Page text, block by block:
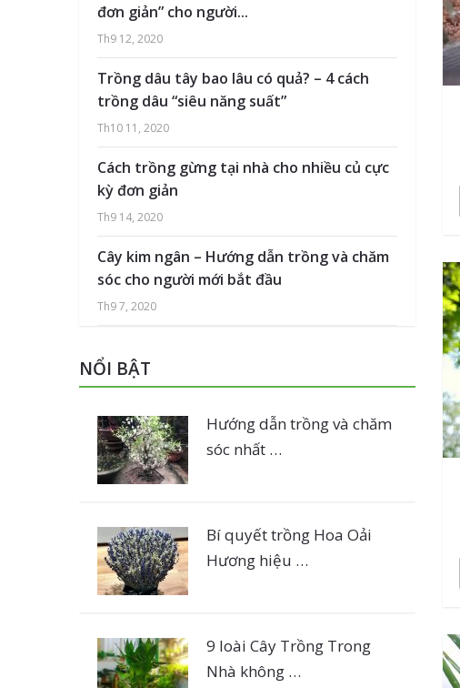
đơn giản” cho người...
Th9 12, 2020
Trồng dâu tây bao lâu có quả? – 4 cách
trồng dâu “siêu năng suất”
Th10 11, 2020
Cách trồng gừng tại nhà cho nhiều củ cực
kỳ đơn giản
Th9 14, 2020
Cây kim ngân – Hướng dẫn trồng và chăm
sóc cho người mới bắt đầu
Th9 7, 2020
NỔI BẬT
Hướng dẫn trồng và chăm
sóc nhất …
Bí quyết trồng Hoa Oải
Hương hiệu …
9 loài Cây Trồng Trong
Nhà không …